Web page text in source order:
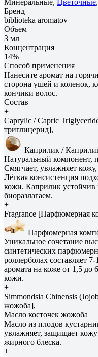
Бренд
biblioteka aromatov
Объем
3 мл
Концентрация
14%
Способ применения
Нанесите аромат на
сторона ушей и коленок,
кончики волос.
Состав
+
Caprylic / Capric
триглицерид],
Каприлик /
Натуральный компонент,
Смягчает, увлажняет
Лёгкая консистенция
кожи. Каприлик
биоразлагаем.
+
Fragrance [Парфюмерная
Парфюмерная
Уникальное сочетание
синтетических
роллерболах составляет
аромата на коже от 1,5 до
кожи.
+
Simmondsia Сhinensis
жожоба],
Масло косточек жожоба
Масло из плодов
увлажняет, защищает
жирного блеска.
+